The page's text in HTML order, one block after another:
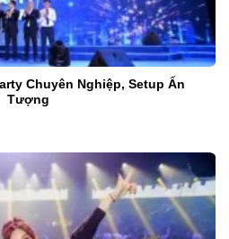
Chuyên Nghiệp, Setup Ấn
Tượng